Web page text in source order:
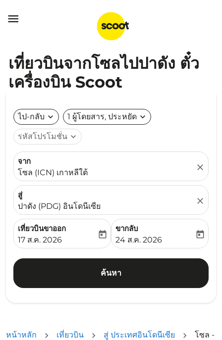

เที่ยวบินจากโซลไปปาดัง ตั๋ว
เครื่องบิน Scoot
ไป-กลับ expand_more 1 ผู้โดยสาร, ประหยัด expand_more
รหัสโปรโมชั่น expand_more
จาก
โซล (ICN) เกาหลีใต้
close
สู่
ปาดัง (PDG) อินโดนีเซีย
close
เที่ยวบินขาออก
fc-booking-departure-date-aria-label
17 ส.ค. 2026
today
ขากลับ
fc-booking-return-date-
24 ส.ค. 2026
today
ค้นหา
หน้าหลัก เที่ยวบิน สู่ ประเทศอินโดนีเซีย
โซล -